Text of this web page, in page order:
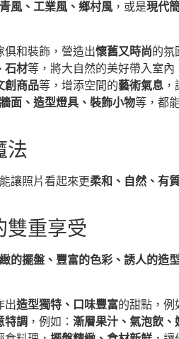
風、工業風、鄉村風 ，或是現代
俱和裝飾，營造出懷舊又時尚的氛
石材等，將大自然的美好帶入室內
創商品等，增添空間的藝術氣息
面、造型燈具、裝飾小物等，都
法
讓照片看起來更柔和、自然、有
雙重享受
的擺盤、豐富的色彩、誘人的造
出造型獨特、口味豐富的甜點，例
特調 ，例如： 漸層果汁、氣泡飲、